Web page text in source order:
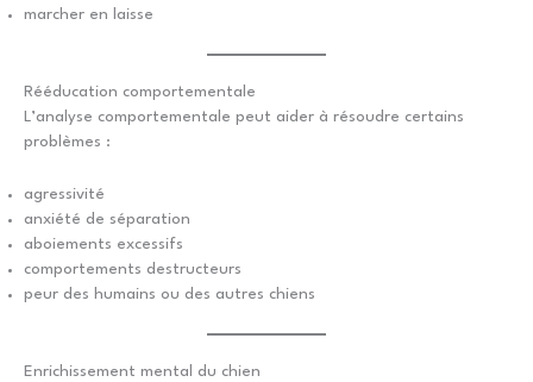
marcher en laisse
Rééducation comportementale
L’analyse comportementale peut aider à résoudre certains
problèmes :
agressivité
anxiété de séparation
aboiements excessifs
comportements destructeurs
peur des humains ou des autres chiens
Enrichissement mental du chien